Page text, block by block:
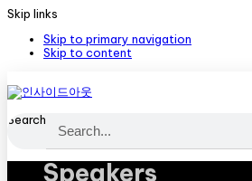
Skip links
Skip to primary navigation
Skip to content
Search
Speakers